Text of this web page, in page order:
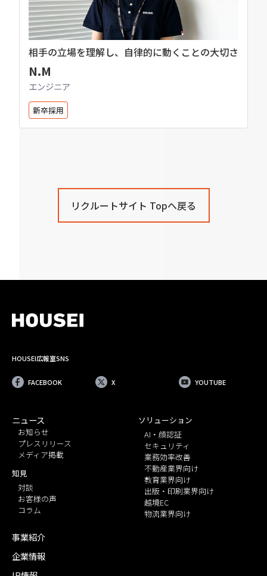
相手の立場を理解し、自律的に動くことの大切さ
N.M
エンジニア
新卒採用
リクルートサイト Topへ戻る
HOUSEI広報室SNS
FACEBOOK X YOUTUBE
ニュース
お知らせ
プレスリリース
メディア掲載
知見
対談
お客様の声
コラム
ソリューション
AI・顔認証
セキュリティ
業務効率改善
不動産業界向け
教育業界向け
出版・印刷業界向け
越境EC
物流業界向け
事業紹介
企業情報